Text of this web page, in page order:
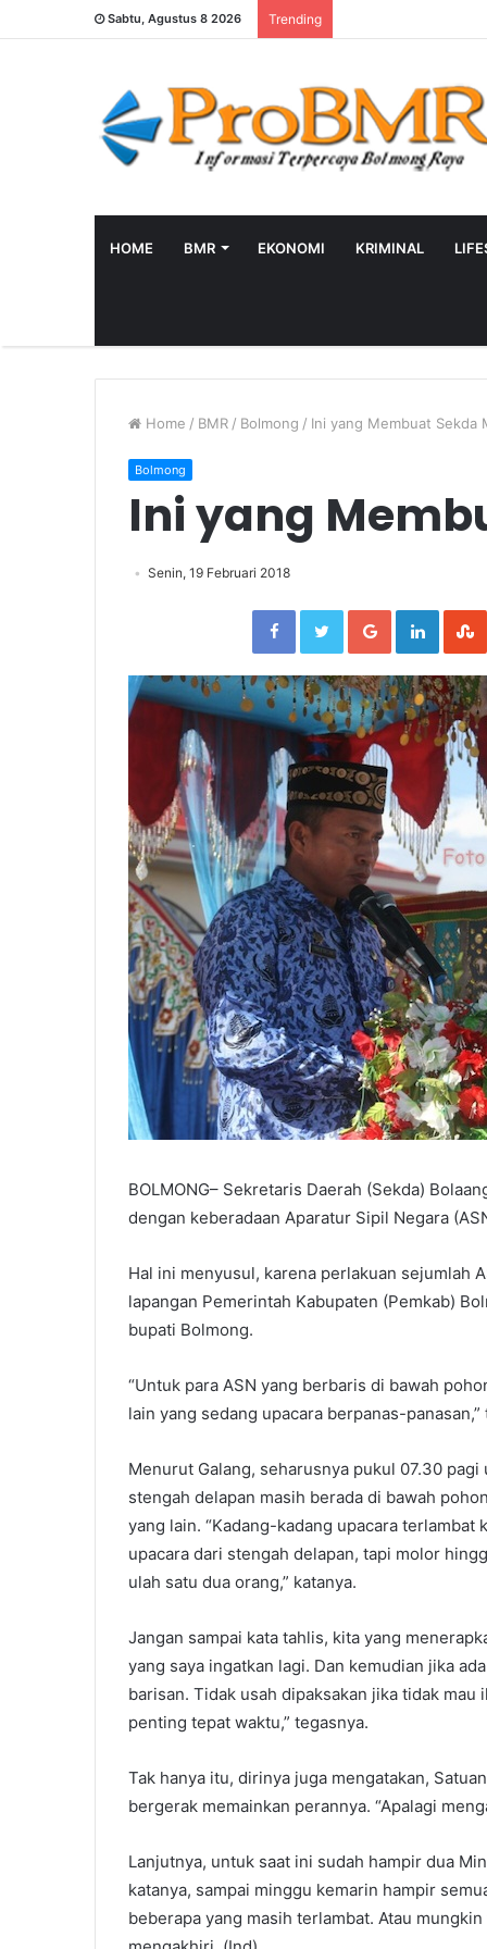
Sabtu, Agustus 8 2026 Trending
HOME BMR EKONOMI KRIMINAL
Home / BMR / Bolmong / Ini yang Membuat Sekda
Bolmong
Ini yang
Senin, 19 Februari 2018
FacebookTwitterGoogle+
BOLMONG– Sekretaris Daerah (Sekda)
dengan keberadaan Aparatur Sipil Negara
Hal ini menyusul, karena perlakuan sejumlah
lapangan Pemerintah Kabupaten (Pemkab)
bupati Bolmong.
“Untuk para ASN yang berbaris di bawah
lain yang sedang upacara berpanas-panasan,”
Menurut Galang, seharusnya pukul 07.30
stengah delapan masih berada di bawah
yang lain. “Kadang-kadang upacara
upacara dari stengah delapan, tapi molor
ulah satu dua orang,” katanya.
Jangan sampai kata tahlis, kita yang
yang saya ingatkan lagi. Dan kemudian jika
barisan. Tidak usah dipaksakan jika tidak
penting tepat waktu,” tegasnya.
Tak hanya itu, dirinya juga mengatakan,
bergerak memainkan perannya. “Apalagi
Lanjutnya, untuk saat ini sudah hampir dua
katanya, sampai minggu kemarin hampir
beberapa yang masih terlambat. Atau